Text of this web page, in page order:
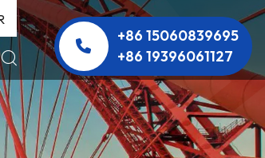
+86 15060839695
+86 19396061127